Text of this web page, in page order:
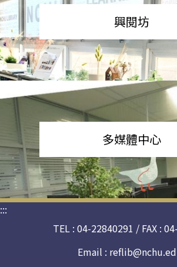
興閱坊
多媒體中心
:::
TEL : 04-22840291 / FAX :
Email :